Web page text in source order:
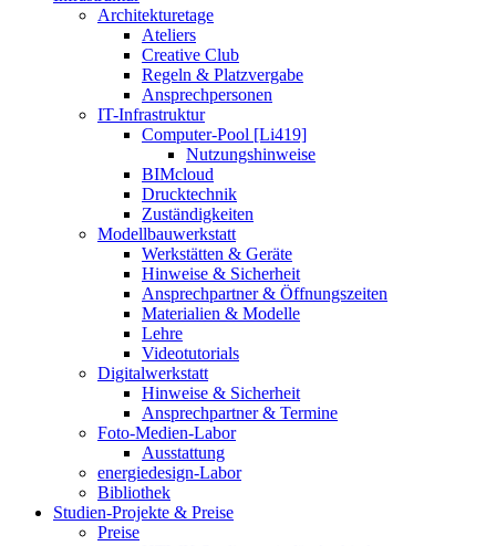
Architekturetage
Ateliers
Creative Club
Regeln & Platzvergabe
Ansprechpersonen
IT-Infrastruktur
Computer-Pool [Li419]
Nutzungshinweise
BIMcloud
Drucktechnik
Zuständigkeiten
Modellbauwerkstatt
Werkstätten & Geräte
Hinweise & Sicherheit
Ansprechpartner & Öffnungszeiten
Materialien & Modelle
Lehre
Videotutorials
Digitalwerkstatt
Hinweise & Sicherheit
Ansprechpartner & Termine
Foto-Medien-Labor
Ausstattung
energiedesign-Labor
Bibliothek
Studien-Projekte & Preise
Preise